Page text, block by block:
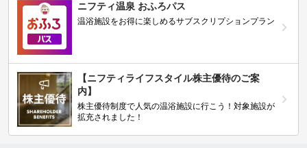
ニフティ温泉 おふろパス
温浴施設をお得に楽しめるサブスクリプションプラン
【ニフティライフスタイル株主優待のご案
内】
株主優待制度で人気の温浴施設に行こう！対象施設が
拡充されました！